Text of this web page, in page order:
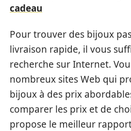
cadeau
Pour trouver des bijoux
livraison rapide, il vous
recherche sur Internet.
nombreux sites Web qui
bijoux à des prix
comparer les prix et de
propose le meilleur